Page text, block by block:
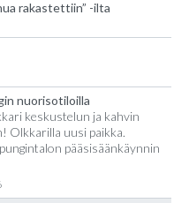
rakastettiin” -ilta
nuorisotiloilla
keskustelun ja kahvin
Olkkarilla uusi paikka.
pääsisäänkäynnin